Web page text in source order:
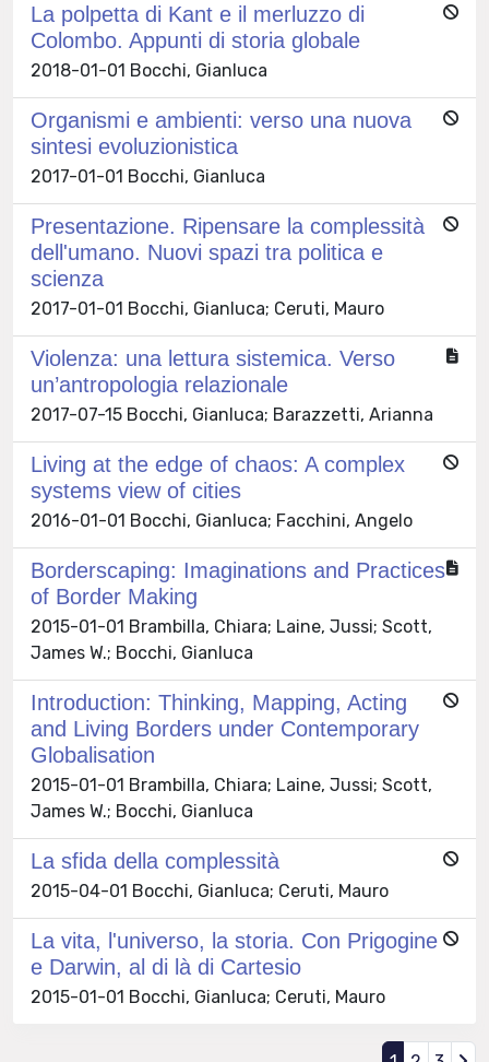
La polpetta di Kant e il merluzzo di
Colombo. Appunti di storia globale
2018-01-01 Bocchi, Gianluca
Organismi e ambienti: verso una nuova
sintesi evoluzionistica
2017-01-01 Bocchi, Gianluca
Presentazione. Ripensare la complessità
dell'umano. Nuovi spazi tra politica e
scienza
2017-01-01 Bocchi, Gianluca; Ceruti, Mauro
Violenza: una lettura sistemica. Verso
un’antropologia relazionale
2017-07-15 Bocchi, Gianluca; Barazzetti, Arianna
Living at the edge of chaos: A complex
systems view of cities
2016-01-01 Bocchi, Gianluca; Facchini, Angelo
Borderscaping: Imaginations and Practices
of Border Making
2015-01-01 Brambilla, Chiara; Laine, Jussi; Scott,
James W.; Bocchi, Gianluca
Introduction: Thinking, Mapping, Acting
and Living Borders under Contemporary
Globalisation
2015-01-01 Brambilla, Chiara; Laine, Jussi; Scott,
James W.; Bocchi, Gianluca
La sfida della complessità
2015-04-01 Bocchi, Gianluca; Ceruti, Mauro
La vita, l'universo, la storia. Con Prigogine
e Darwin, al di là di Cartesio
2015-01-01 Bocchi, Gianluca; Ceruti, Mauro